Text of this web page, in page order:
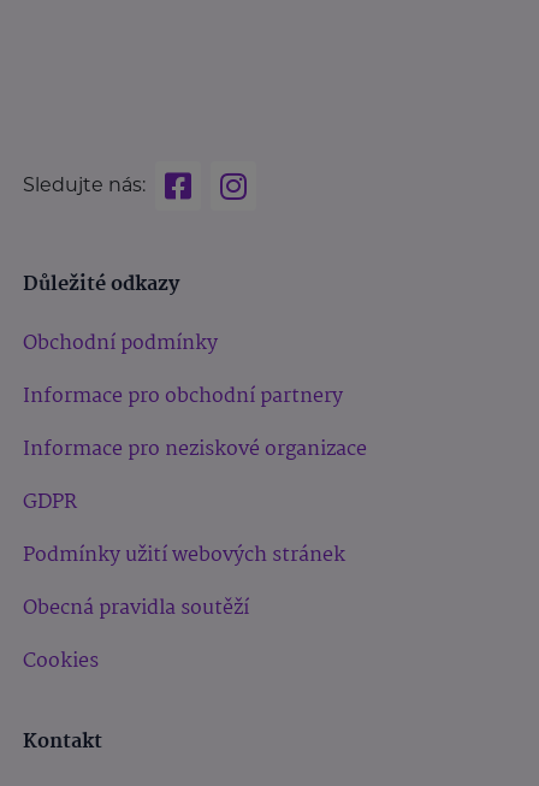
Sledujte nás:
Důležité odkazy
Obchodní podmínky
Informace pro obchodní partnery
Informace pro neziskové organizace
GDPR
Podmínky užití webových stránek
Obecná pravidla soutěží
Cookies
Kontakt